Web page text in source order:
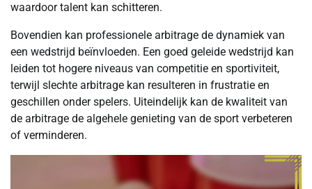
waardoor talent kan schitteren.
Bovendien kan professionele arbitrage de dynamiek van
een wedstrijd beïnvloeden. Een goed geleide wedstrijd kan
leiden tot hogere niveaus van competitie en sportiviteit,
terwijl slechte arbitrage kan resulteren in frustratie en
geschillen onder spelers. Uiteindelijk kan de kwaliteit van
de arbitrage de algehele genieting van de sport verbeteren
of verminderen.